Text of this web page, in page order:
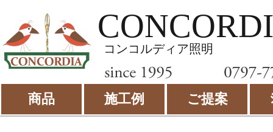
コンコルディア照明
商品 施工例 ご提案